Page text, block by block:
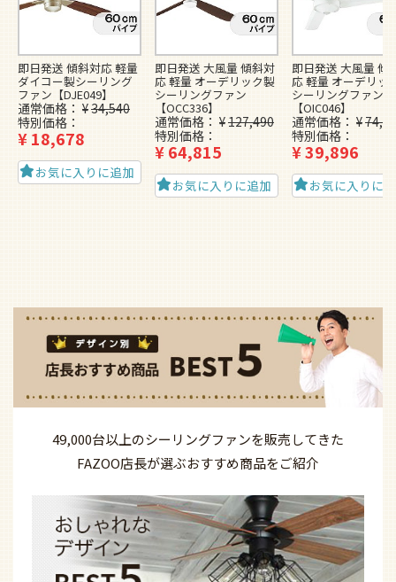
即日発送 傾斜対応 軽量
ダイコー製シーリング
ファン【DJE049】
通常価格 ¥34,540
特別価格
¥18,678
お気に入りに追加
即日発送 大風量 傾斜対
応 軽量 オーデリック製
シーリングファン
【OCC336】
通常価格 ¥127,490
特別価格
¥64,815
お気に入りに追加
即日発送 大風量 傾
応 軽量 オーデリッ
シーリングファン
【OIC046】
通常価格 ¥
特別価格
¥39,896
お気に入りに
49,000台以上のシーリングファンを販売してきた
FAZOO店長が選ぶおすすめ商品をご紹介